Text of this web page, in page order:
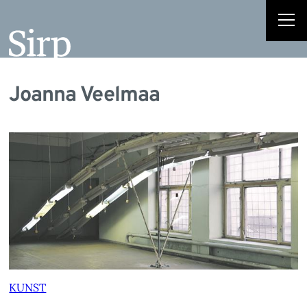
Joanna Veelmaa
KUNST